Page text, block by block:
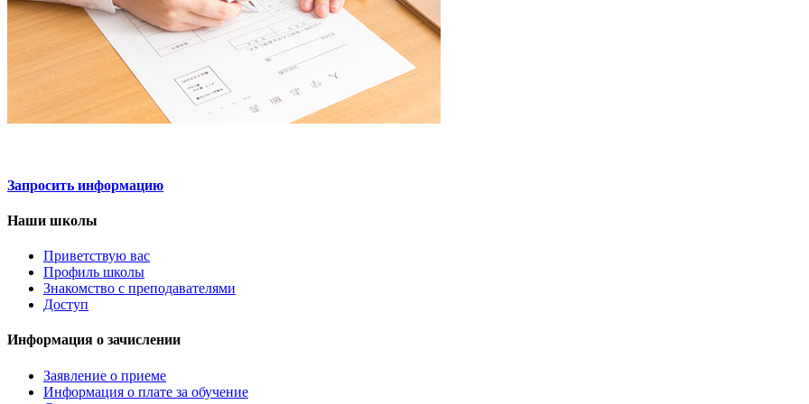
Запросить информацию
Наши школы
Приветствую вас
Профиль школы
Знакомство с преподавателями
Доступ
Информация о зачислении
Заявление о приеме
Информация о плате за обучение